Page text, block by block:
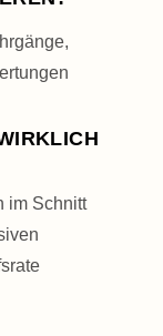
im Schnitt